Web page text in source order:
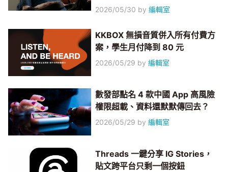
2026/05/30 by編輯室
KKBOX 無損音質併入所有付費方
案，學生月付降到 80 元
2026/05/29 by編輯室
數發部點名 4 款中國 App 高風險
權限超載、資料還默默傳回去？
2026/05/29 by編輯室
Threads 一鍵分享 IG Stories，
貼文跨平台只剩一個按鈕